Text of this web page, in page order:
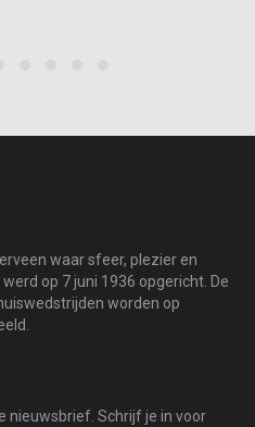
waar sfeer, plezier en
op 7 juni 1936 opgericht. De
worden op
nieuwsbrief. Schrijf je in voor